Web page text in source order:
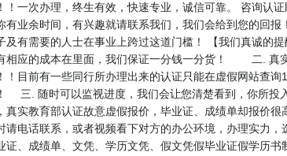
！一次办理，终生有效，快速专业，诚信可靠。 咨询
有业余时间，有兴趣就请联系我们，我们会给到您的回
及有需要的人士在事业上跨过这道门槛！ 【我们真诚
相应的成本在里面，我们保证一分钱一分货！ 二. 真
！目前有一些同行所办理出来的认证只能在虚假网站查
三. 随时可以监视进度，我们会让您清楚看到，你所投
真实教育部认证故意虚假报价，毕业证、成绩单却报价
请电话联系，或者视频看下对方的办公环境，办理实力
证、成绩单、文凭、学历文凭、假文凭假毕业证假学历